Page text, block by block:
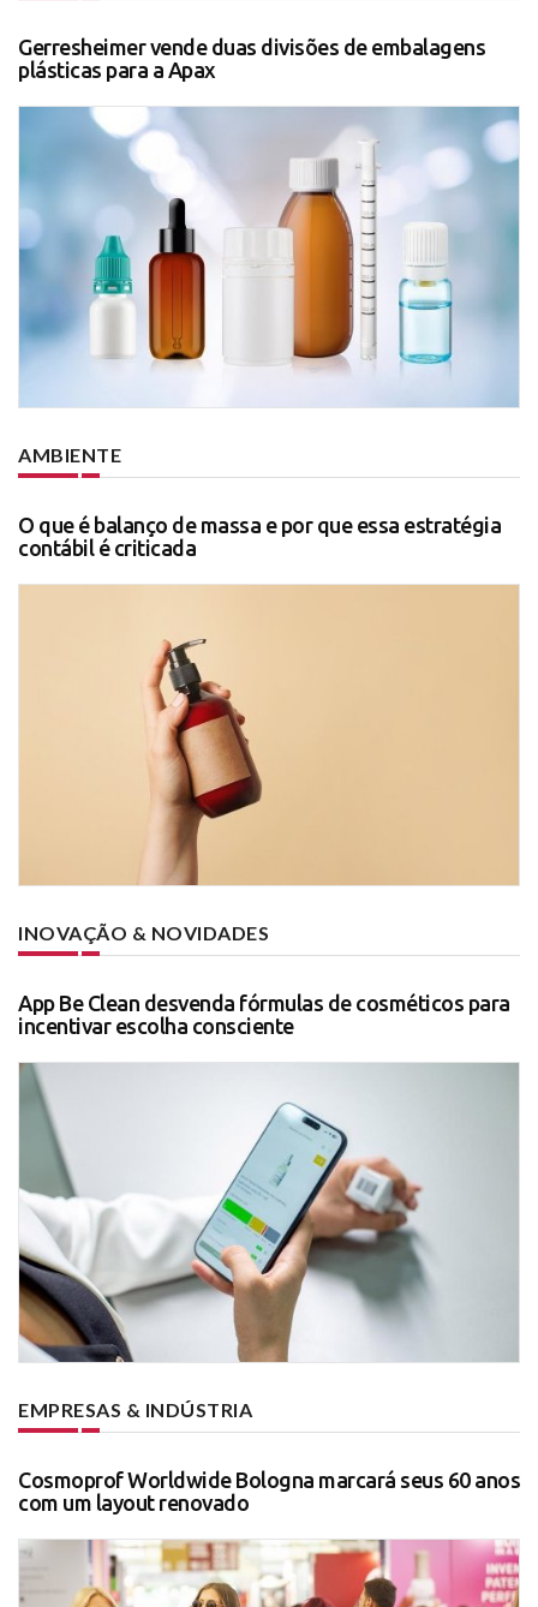
Gerresheimer vende duas divisões de embalagens
plásticas para a Apax
AMBIENTE
O que é balanço de massa e por que essa estratégia
contábil é criticada
INOVAÇÃO & NOVIDADES
App Be Clean desvenda fórmulas de cosméticos para
incentivar escolha consciente
EMPRESAS & INDÚSTRIA
Cosmoprof Worldwide Bologna marcará seus 60 anos
com um layout renovado